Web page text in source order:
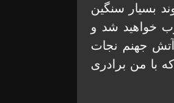
بسیار سنگین
خواهید شد و
جهنم نجات
با من برادری